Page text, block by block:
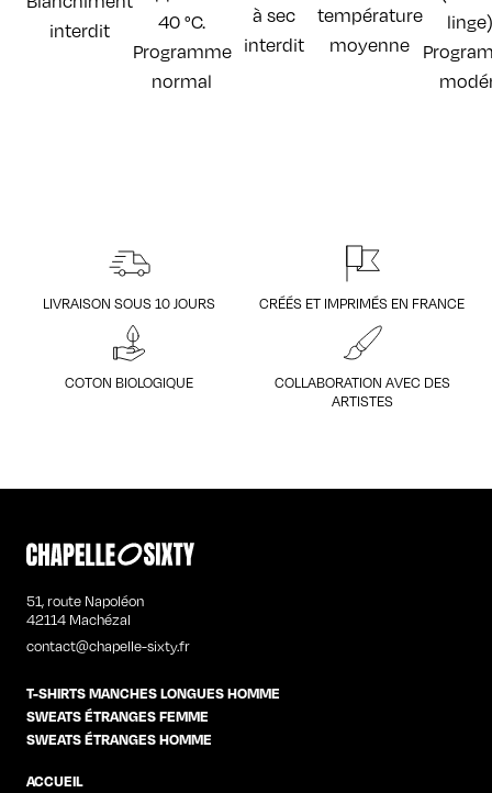
LIVRAISON SOUS 10 JOURS CRÉÉS ET IMPRIMÉS EN FRANCE
COTON BIOLOGIQUE
COLLABORATION AVEC DES
ARTISTES
51, route Napoléon
42114 Machézal
contact@chapelle-sixty.fr
T-SHIRTS MANCHES LONGUES HOMME
SWEATS ÉTRANGES FEMME
SWEATS ÉTRANGES HOMME
ACCUEIL